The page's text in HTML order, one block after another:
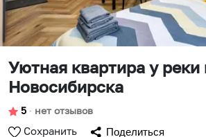
Уютная квартира у реки
Новосибирска
5 ∙ нет отзывов
Сохранить Поделиться